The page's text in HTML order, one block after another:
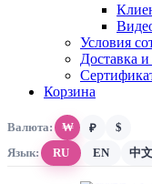
Условия
Доставка и
Корзина
Валюта: ₩ ₽
$
Язык:
RU EN 中文